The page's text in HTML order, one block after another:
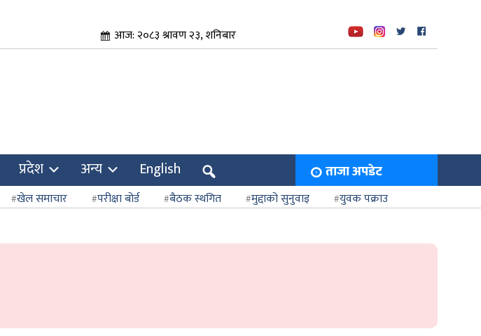
आज: २०८३ श्रावण २३, शनिबार
प्रदेश अन्य English ताजा अपडेट
खेल समाचार परीक्षा बोर्ड बैठक स्थगित मुद्दाको सुनुवाइ
युवक पक्राउ